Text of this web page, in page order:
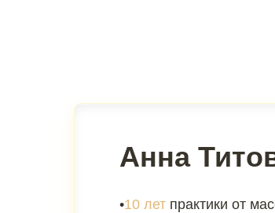
Анна
•10 лет практики от